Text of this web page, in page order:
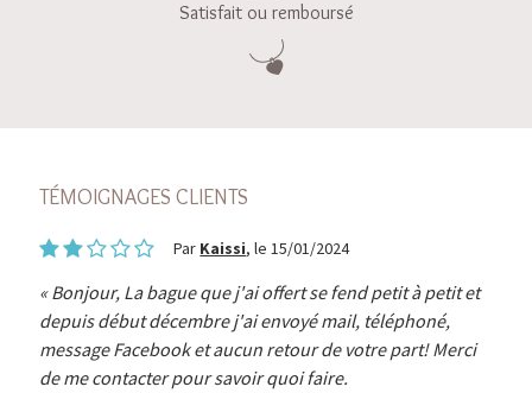
Satisfait ou remboursé
TÉMOIGNAGES CLIENTS
Par Kaissi, le 15/01/2024
Bonjour, La bague que j'ai offert se fend petit à petit et
depuis début décembre j'ai envoyé mail, téléphoné,
message Facebook et aucun retour de votre part! Merci
de me contacter pour savoir quoi faire.